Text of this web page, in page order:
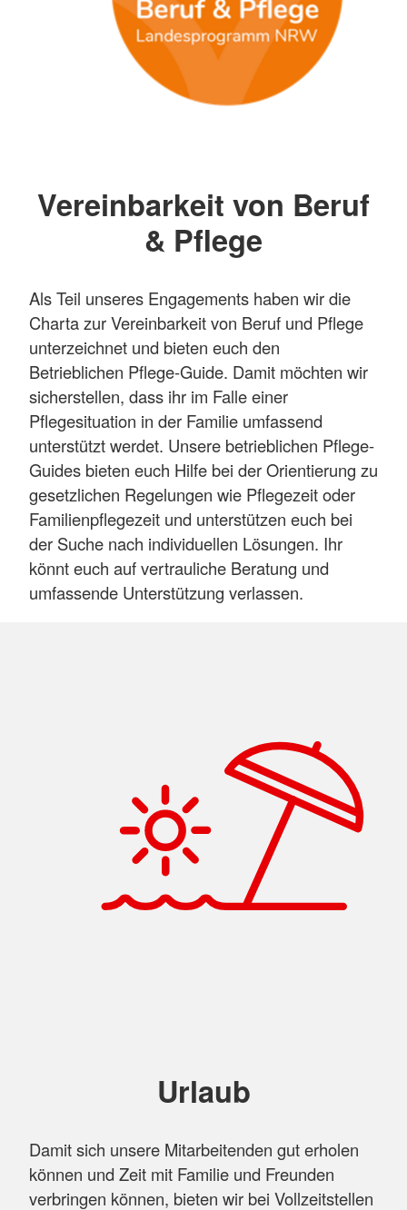
Vereinbarkeit von Beruf
& Pflege
Als Teil unseres Engagements haben wir die
Charta zur Vereinbarkeit von Beruf und Pflege
unterzeichnet und bieten euch den
Betrieblichen Pflege-Guide. Damit möchten wir
sicherstellen, dass ihr im Falle einer
Pflegesituation in der Familie umfassend
unterstützt werdet. Unsere betrieblichen Pflege-
Guides bieten euch Hilfe bei der Orientierung zu
gesetzlichen Regelungen wie Pflegezeit oder
Familienpflegezeit und unterstützen euch bei
der Suche nach individuellen Lösungen. Ihr
könnt euch auf vertrauliche Beratung und
umfassende Unterstützung verlassen.
Urlaub
Damit sich unsere Mitarbeitenden gut erholen
können und Zeit mit Familie und Freunden
verbringen können, bieten wir bei Vollzeitstellen